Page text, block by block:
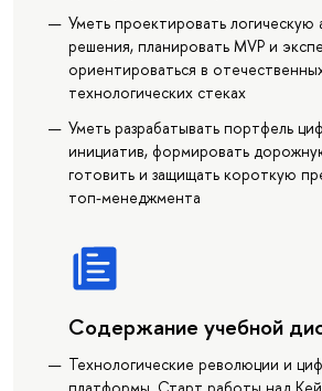
Уметь проектировать логическую
решения, планировать MVP и
ориентироваться в
технологических стеках
Уметь разрабатывать портфель
инициатив, формировать
готовить и защищать короткую
топ-менеджмента
Содержание учебной
Технологические революции и